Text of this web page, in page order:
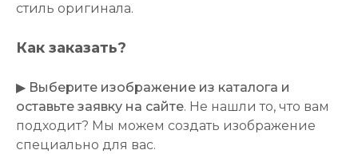
стиль оригинала.
Как заказать?
▶ Выберите изображение из каталога и
оставьте заявку на сайте. Не нашли то, что вам
подходит? Мы можем создать изображение
специально для вас.